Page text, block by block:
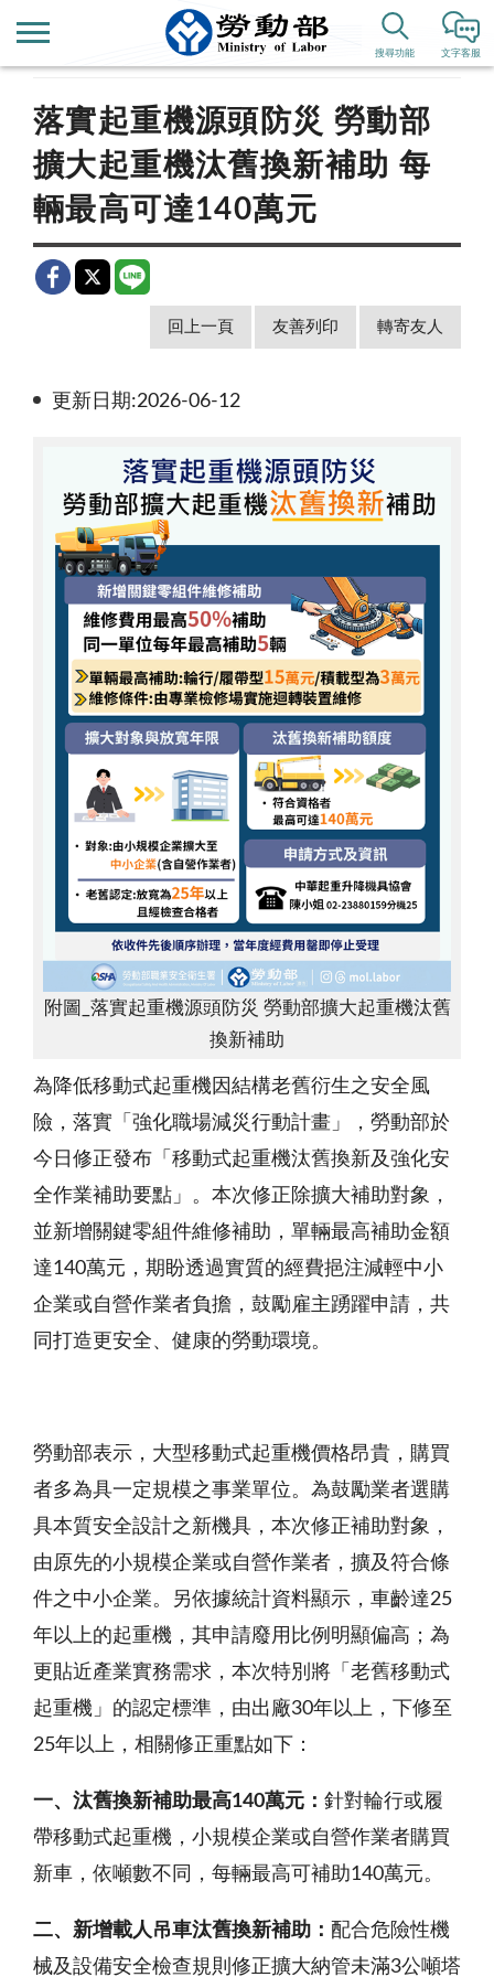
文字客服
搜尋功能
新聞公告 新聞稿
落實起重機源頭防災 勞動部
擴大起重機汰舊換新補助 每
輛最高可達140萬元
回上一頁 友善列印 轉寄友人
更新日期:2026-06-12
附圖_落實起重機源頭防災 勞動部擴大起重機汰舊
換新補助
為降低移動式起重機因結構老舊衍生之安全風
險，落實「強化職場減災行動計畫」，勞動部於
今日修正發布「移動式起重機汰舊換新及強化安
全作業補助要點」。本次修正除擴大補助對象，
並新增關鍵零組件維修補助，單輛最高補助金額
達140萬元，期盼透過實質的經費挹注減輕中小
企業或自營作業者負擔，鼓勵雇主踴躍申請，共
同打造更安全、健康的勞動環境。
勞動部表示，大型移動式起重機價格昂貴，購買
者多為具一定規模之事業單位。為鼓勵業者選購
具本質安全設計之新機具，本次修正補助對象，
由原先的小規模企業或自營作業者，擴及符合條
件之中小企業。另依據統計資料顯示，車齡達25
年以上的起重機，其申請廢用比例明顯偏高；為
更貼近產業實務需求，本次特別將「老舊移動式
起重機」的認定標準，由出廠30年以上，下修至
25年以上，相關修正重點如下：
一、汰舊換新補助最高140萬元 ： 針對輪行或履
帶移動式起重機，小規模企業或自營作業者購買
新車，依噸數不同，每輛最高可補助140萬元。
二、新增載人吊車汰舊換新補助： 配合危險性機
械及設備安全檢查規則修正擴大納管未滿3公噸塔